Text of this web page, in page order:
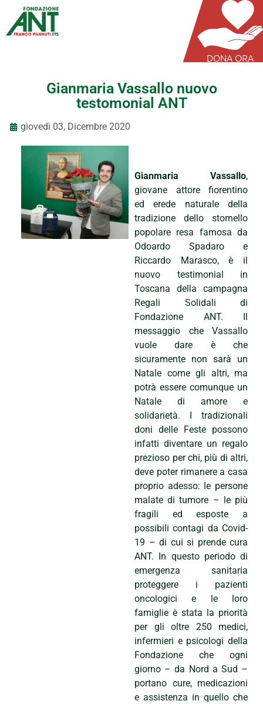
DONA ORA
Gianmaria Vassallo nuovo
testomonial ANT
giovedì 03, Dicembre 2020
Gianmaria Vassallo,
giovane attore fiorentino
ed erede naturale della
tradizione dello stornello
popolare resa famosa da
Odoardo Spadaro e
Riccardo Marasco, è il
nuovo testimonial in
Toscana della campagna
Regali Solidali di
Fondazione ANT. Il
messaggio che Vassallo
vuole dare è che
sicuramente non sarà un
Natale come gli altri, ma
potrà essere comunque un
Natale di amore e
solidarietà. I tradizionali
doni delle Feste possono
infatti diventare un regalo
prezioso per chi, più di altri,
deve poter rimanere a casa
proprio adesso: le persone
malate di tumore – le più
fragili ed esposte a
possibili contagi da Covid-
19 – di cui si prende cura
ANT. In questo periodo di
emergenza sanitaria
proteggere i pazienti
oncologici e le loro
famiglie è stata la priorità
per gli oltre 250 medici,
infermieri e psicologi della
Fondazione che ogni
giorno – da Nord a Sud –
portano cure, medicazioni
e assistenza in quello che